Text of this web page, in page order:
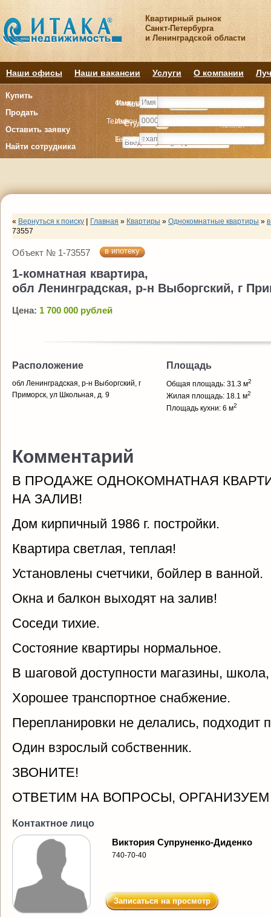
Квартирный рынок
Санкт-Петербурга
и Ленинградской области
Наши офисы Наши вакансии Услуги О компании
Купить
Продать
Оставить заявку
Найти сотрудника
Комнату
Студия Комнат
Комнату
Студия Комнат
Имя
Телефон
E-mail
Фамилия
Имя
Телефон
« Вернуться к поиску Главная » Квартиры » Однокомнатные квартиры »
73557
Объект № 1-73557 в ипотеку
1-комнатная квартира,
обл Ленинградская, р-н Выборгский, г
Цена: 1 700 000 рублей
Расположение
обл Ленинградская, р-н Выборгский, г
Приморск, ул Школьная, д. 9
Площадь
Общая площадь: 31.3 м2
Жилая площадь: 18.1 м2
Площадь кухни: 6 м2
Комментарий
В ПРОДАЖЕ ОДНОКОМНАТНАЯ
НА ЗАЛИВ!
Дом кирпичный 1986 г. постройки.
Квартира светлая, теплая!
Установлены счетчики, бойлер в ванной.
Окна и балкон выходят на залив!
Соседи тихие.
Состояние квартиры нормальное.
В шаговой доступности магазины, школа,
Хорошее транспортное снабжение.
Перепланировки не делались, подходит
Один взрослый собственник.
ЗВОНИТЕ!
ОТВЕТИМ НА ВОПРОСЫ,
Контактное лицо
Виктория Супруненко-Диденко
740-70-40
Записаться на просмотр